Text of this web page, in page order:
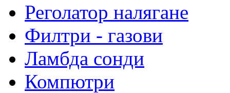
Реголатор налягане
Филтри - газови
Ламбда сонди
Компютри